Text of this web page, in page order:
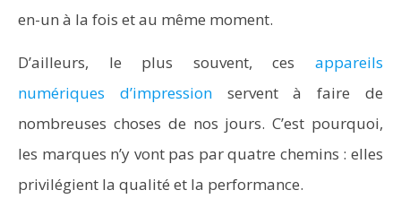
en-un à la fois et au même moment.
D’ailleurs, le plus souvent, ces appareils
numériques d’impressionservent à faire de
nombreuses choses de nos jours. C’est pourquoi,
les marques n’y vont pas par quatre chemins : elles
privilégient la qualité et la performance.